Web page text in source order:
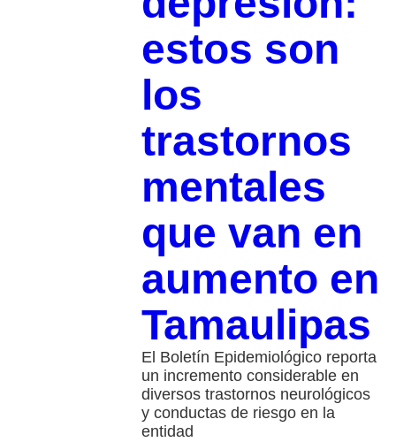
estos son
los
trastornos
mentales
que van en
aumento en
Tamaulipas
El Boletín Epidemiológico reporta
un incremento considerable en
diversos trastornos neurológicos
y conductas de riesgo en la
entidad